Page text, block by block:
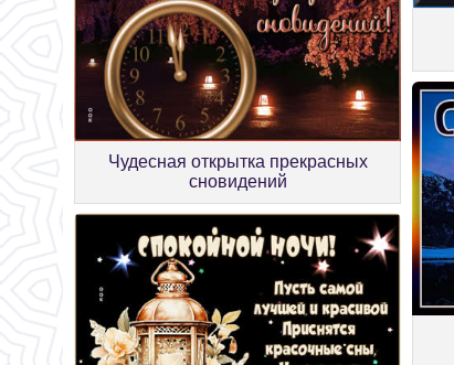
Чудесная открытка прекрасных
сновидений